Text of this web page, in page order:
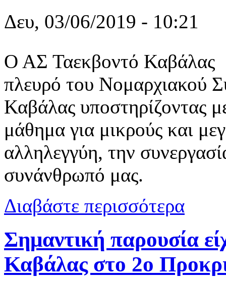
Δευ, 03/06/2019 - 10:21
Ο ΑΣ Ταεκβοντό Καβάλας
πλευρό του Νομαρχιακού
Καβάλας υποστηρίζοντας
μάθημα για μικρούς και
αλληλεγγύη, την
συνάνθρωπό μας.
Διαβάστε περισσότερα
Σημαντική παρουσία
Καβάλας στο 2ο